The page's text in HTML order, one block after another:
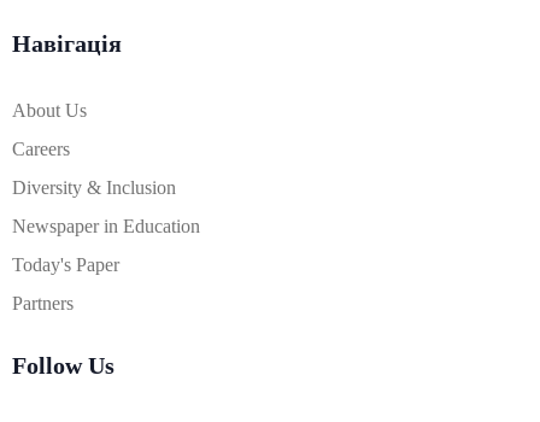
Навігація
About Us
Careers
Diversity & Inclusion
Newspaper in Education
Today's Paper
Partners
Follow Us